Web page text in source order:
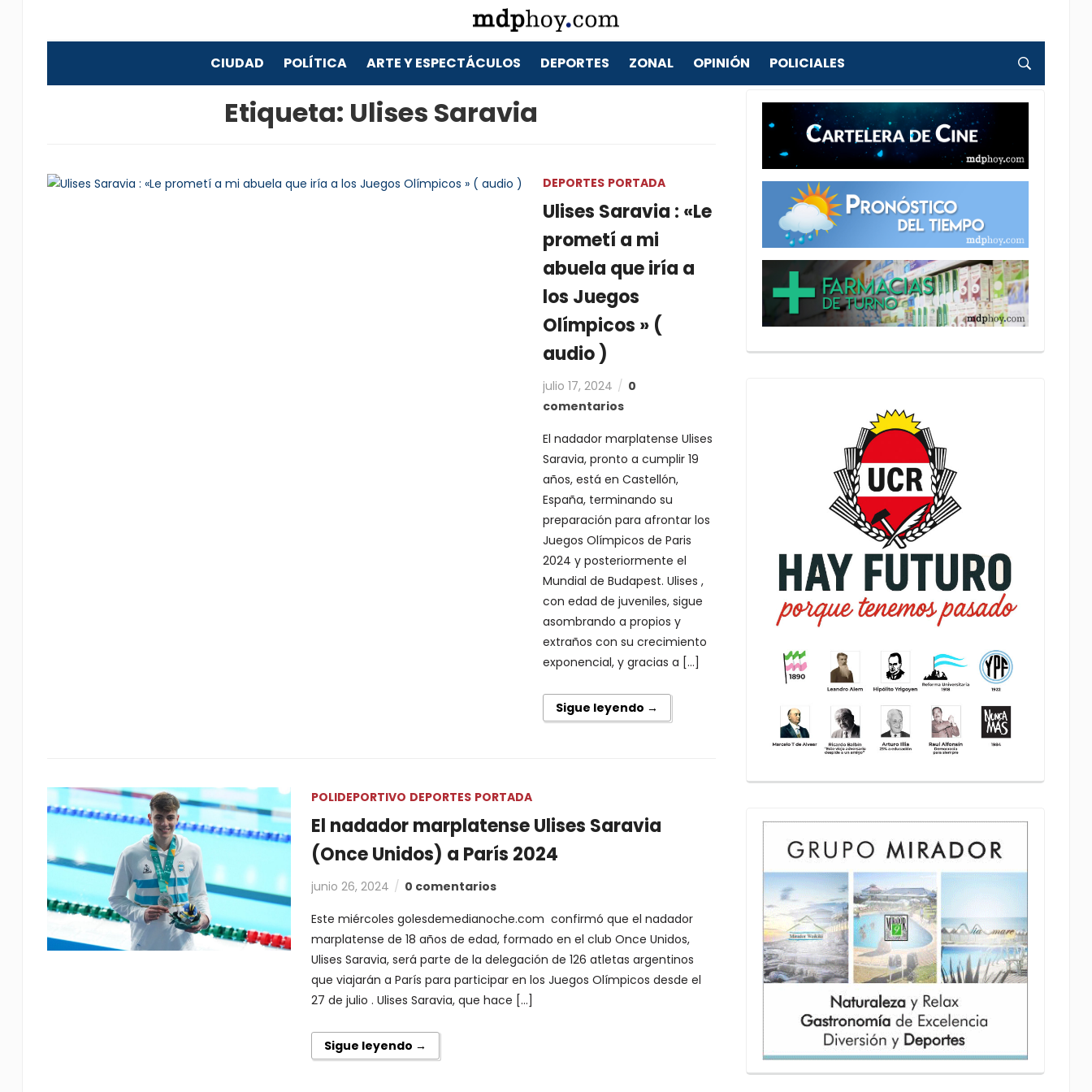
CIUDAD POLÍTICA ARTE Y ESPECTÁCULOS DEPORTES ZONAL OPINIÓN POLICIALES
Etiqueta: Ulises Saravia
DEPORTES PORTADA
Ulises Saravia : «Le
prometí a mi
abuela que iría a
los Juegos
Olímpicos » (
audio )
julio 17, 2024
0
comentarios
El nadador marplatense Ulises
Saravia, pronto a cumplir 19
años, está en Castellón,
España, terminando su
preparación para afrontar los
Juegos Olímpicos de Paris
2024 y posteriormente el
Mundial de Budapest. Ulises ,
con edad de juveniles, sigue
asombrando a propios y
extraños con su crecimiento
exponencial, y gracias a […]
Sigue leyendo →
POLIDEPORTIVO DEPORTES PORTADA
El nadador marplatense Ulises Saravia
(Once Unidos) a París 2024
junio 26, 2024
0 comentarios
Este miércoles golesdemedianoche.com confirmó que el nadador
marplatense de 18 años de edad, formado en el club Once Unidos,
Ulises Saravia, será parte de la delegación de 126 atletas argentinos
que viajarán a París para participar en los Juegos Olímpicos desde el
27 de julio . Ulises Saravia, que hace […]
Sigue leyendo →